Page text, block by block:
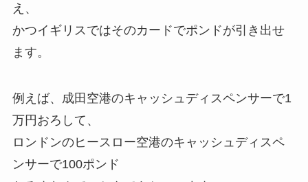
え、
かつイギリスではそのカードでポンドが引き出せ
ます。
例えば、成田空港のキャッシュディスペンサーで1
万円おろして、
ロンドンのヒースロー空港のキャッシュディスペ
ンサーで100ポンド